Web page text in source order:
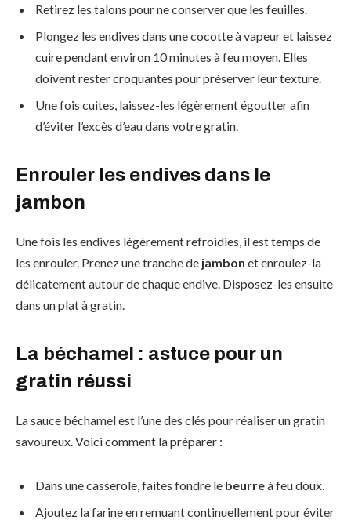
Retirez les talons pour ne conserver que les feuilles.
Plongez les endives dans une cocotte à vapeur et laissez
cuire pendant environ 10 minutes à feu moyen. Elles
doivent rester croquantes pour préserver leur texture.
Une fois cuites, laissez-les légèrement égoutter afin
d’éviter l’excès d’eau dans votre gratin.
Enrouler les endives dans le
jambon
Une fois les endives légèrement refroidies, il est temps de
les enrouler. Prenez une tranche de jambon et enroulez-la
délicatement autour de chaque endive. Disposez-les ensuite
dans un plat à gratin.
La béchamel : astuce pour un
gratin réussi
La sauce béchamel est l’une des clés pour réaliser un gratin
savoureux. Voici comment la préparer :
Dans une casserole, faites fondre le beurreà feu doux.
Ajoutez la farine en remuant continuellement pour éviter